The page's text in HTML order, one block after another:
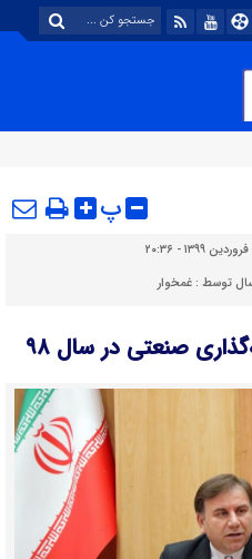
پ
توسط :غمخوار
صنعتی در سال ۹۸